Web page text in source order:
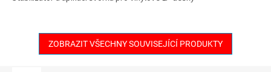
ZOBRAZIT VŠECHNY SOUVISEJÍCÍ PRODUKTY